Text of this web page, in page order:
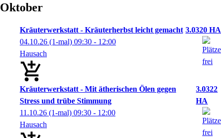
Oktober
Kräuterwerkstatt - Kräuterherbst leicht gemacht 3.0320 HA
04.10.26 (1-mal) 09:30 - 12:00
Hausach
Kräuterwerkstatt - Mit ätherischen Ölen gegen
Stress und trübe Stimmung
3.0322
HA
11.10.26 (1-mal) 09:30 - 12:00
Hausach